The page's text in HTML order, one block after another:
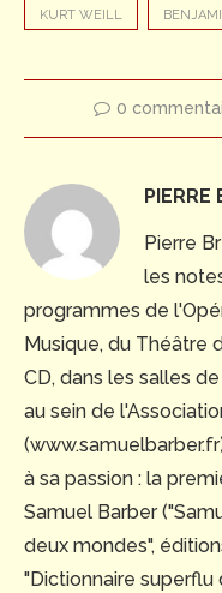
KURT WEILL
0
PIERRE
Pierre
les
programmes de
Musique, du Théâtre
CD, dans les salles
au sein de
à sa passion : la
Samuel Barber
deux mondes",
"Dictionnaire superflu